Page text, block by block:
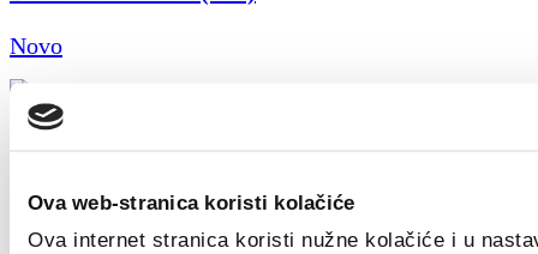
Ova web-stranica koristi kolačiće
Ova internet stranica koristi nužne kolačiće i u
Novo
Field Sales Representative (Welding) m/f